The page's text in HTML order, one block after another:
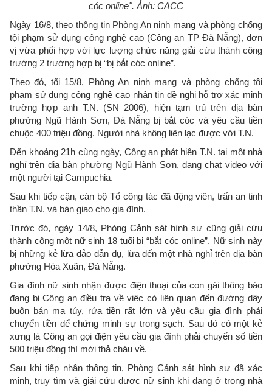
cóc online". Ảnh: CACC
Ngày 16/8, theo thông tin Phòng An ninh mạng và phòng chống
tội phạm sử dụng công nghệ cao (Công an TP Đà Nẵng), đơn
vị vừa phối hợp với lực lượng chức năng giải cứu thành công
trường 2 trường hợp bị “bị bắt cóc online”.
Theo đó, tối 15/8, Phòng An ninh mạng và phòng chống tội
phạm sử dụng công nghệ cao nhận tin đề nghị hỗ trợ xác minh
trường hợp anh T.N. (SN 2006), hiện tạm trú trên địa bàn
phường Ngũ Hành Sơn, Đà Nẵng bị bắt cóc và yêu cầu tiền
chuộc 400 triệu đồng. Người nhà không liên lạc được với T.N.
Đến khoảng 21h cùng ngày, Công an phát hiện T.N. tại một nhà
nghỉ trên địa bàn phường Ngũ Hành Sơn, đang chat video với
một người tại Campuchia.
Sau khi tiếp cận, cán bộ Tổ công tác đã động viên, trấn an tinh
thần T.N. và bàn giao cho gia đình.
Trước đó, ngày 14/8, Phòng Cảnh sát hình sự cũng giải cứu
thành công một nữ sinh 18 tuổi bị “bắt cóc online”. Nữ sinh này
bị những kẻ lừa đảo dẫn dụ, lừa đến một nhà nghỉ trên địa bàn
phường Hòa Xuân, Đà Nẵng.
Gia đình nữ sinh nhận được điện thoại của con gái thông báo
đang bị Công an điều tra về việc có liên quan đến đường dây
buôn bán ma túy, rửa tiền rất lớn và yêu cầu gia đình phải
chuyển tiền để chứng minh sự trong sạch. Sau đó có một kẻ
xưng là Công an gọi điện yêu cầu gia đình phải chuyển số tiền
500 triệu đồng thì mới thả cháu về.
Sau khi tiếp nhận thông tin, Phòng Cảnh sát hình sự đã xác
minh, truy tìm và giải cứu được nữ sinh khi đang ở trong nhà